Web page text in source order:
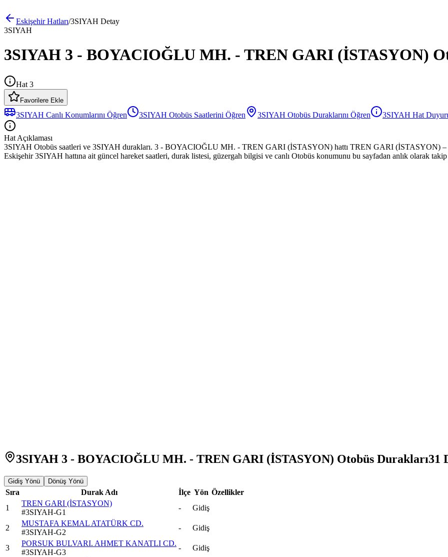
EskişehirHatları/3SIYAH Detay
3SIYAH
3SIYAH 3 - BOYACIOĞLU MH. - TREN GARI (İSTASYON)
Hat 3
Favorilere Ekle
3SIYAH Canlı Konumlarını Öğren 3SIYAH Otobüs Saatlerini Öğren 3SIYAH Otobüs Duraklarını Öğren 3SIYAH Hat
Hat Açıklaması
3SIYAH Otobüs saatleri ve 3SIYAH durakları. 3 - BOYACIOĞLU MH. - TREN GARI (İSTASYON) hattı TREN GARI (İSTASYON)
Eskişehir 3SIYAH hattına ait güncel hareket saatleri, durak listesi, güzergah bilgisi ve canlı Otobüs konumunu bu sayfadan anlık olarak
3SIYAH 3 - BOYACIOĞLU MH. - TREN GARI (İSTASYON) Otobüs Durakları31
Gidiş Yönü Dönüş Yönü
Sıra Durak Adı İlçe Yön Özellikler
1
TREN GARI (İSTASYON)
#3SIYAH-G1
- Gidiş
2
MUSTAFA KEMAL ATATÜRK CD.
#3SIYAH-G2
- Gidiş
3
PORSUK BULVARI. AHMET KANATLI CD.
#3SIYAH-G3
- Gidiş